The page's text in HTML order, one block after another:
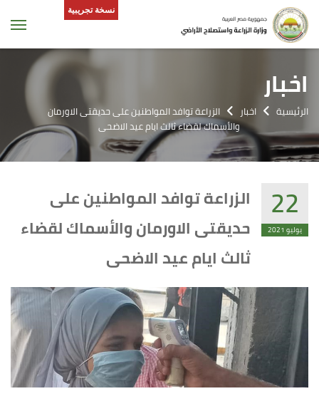
نسخة تجريبية
اخبار
الرئيسية اخبار
الزراعة توافد المواطنين على حديقتى الاورمان
والأسماك لقضاء ثالث ايام عيد الاضحى
22
يوليو 2021
الزراعة توافد المواطنين على
حديقتى الاورمان والأسماك لقضاء
ثالث ايام عيد الاضحى